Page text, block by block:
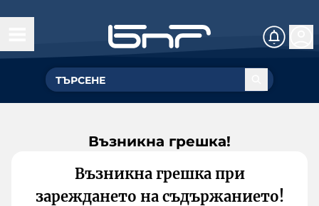
Възникна грешка!
Възникна грешка при
зареждането на съдържанието!